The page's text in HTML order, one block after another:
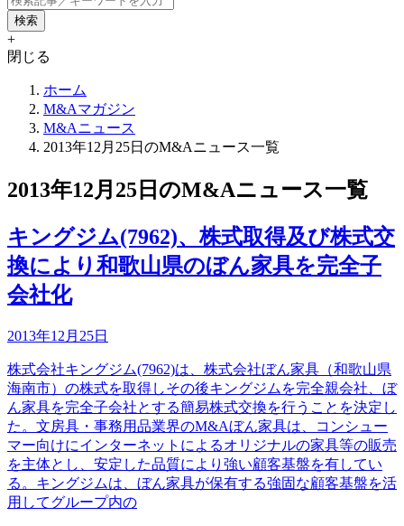
+
閉じる
ホーム
M&Aマガジン
M&Aニュース
2013年12月25日のM&Aニュース一覧
2013年12月25日のM&Aニュース一覧
キングジム(7962)、株式取得及び株式交
換により和歌山県のぼん家具を完全子
会社化
2013年12月25日
株式会社キングジム(7962)は、株式会社ぼん家具（和歌山県
海南市）の株式を取得しその後キングジムを完全親会社、ぼ
ん家具を完全子会社とする簡易株式交換を行うことを決定し
た。文房具・事務用品業界のM&Aぼん家具は、コンシュー
マー向けにインターネットによるオリジナルの家具等の販売
を主体とし、安定した品質により強い顧客基盤を有してい
る。キングジムは、ぼん家具が保有する強固な顧客基盤を活
用してグループ内の